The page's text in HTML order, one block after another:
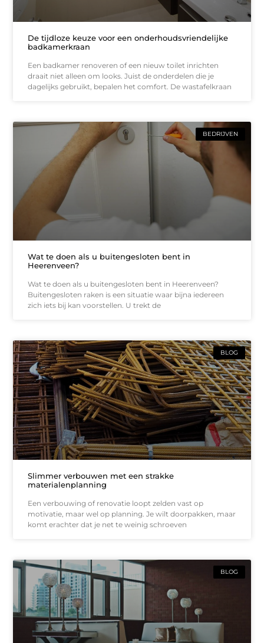
De tijdloze keuze voor een onderhoudsvriendelijke
badkamerkraan
Een badkamer renoveren of een nieuw toilet inrichten
draait niet alleen om looks. Juist de onderdelen die je
dagelijks gebruikt, bepalen het comfort. De wastafelkraan
BEDRIJVEN
Wat te doen als u buitengesloten bent in
Heerenveen?
Wat te doen als u buitengesloten bent in Heerenveen?
Buitengesloten raken is een situatie waar bijna iedereen
zich iets bij kan voorstellen. U trekt de
BLOG
Slimmer verbouwen met een strakke
materialenplanning
Een verbouwing of renovatie loopt zelden vast op
motivatie, maar wel op planning. Je wilt doorpakken, maar
komt erachter dat je net te weinig schroeven
BLOG